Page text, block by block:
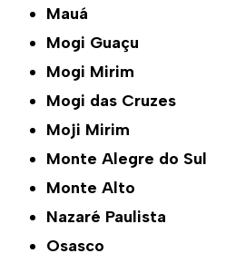
Mauá
Mogi Guaçu
Mogi Mirim
Mogi das Cruzes
Moji Mirim
Monte Alegre do Sul
Monte Alto
Nazaré Paulista
Osasco